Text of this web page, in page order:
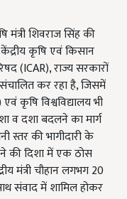
मंत्री शिवराज सिंह की
कृषि एवं किसान
(ICAR), राज्य सरकारों
कर रहा है, जिसमें
कृषि विश्वविद्यालय भी
व दशा बदलने का मार्ग
स्तर की भागीदारी के
की दिशा में एक ठोस
मंत्री चौहान लगभग 20
संवाद में शामिल होकर